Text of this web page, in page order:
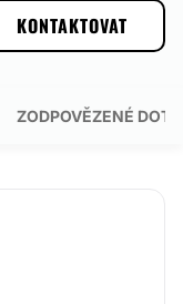
KONTAKTOVAT
ZODPOVĚZENÉ